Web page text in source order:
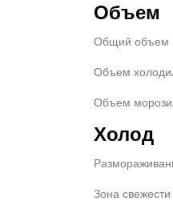
Объем
Общий объем
Объем
Объем
Холод
Зона